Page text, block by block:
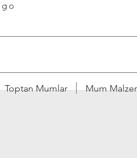
Toptan Mumlar Mum